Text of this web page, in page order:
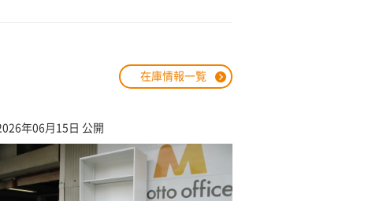
在庫情報一覧
年06月15日 公開